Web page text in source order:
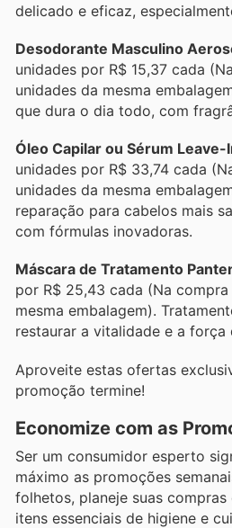
delicado e eficaz,
Desodorante Masculino
unidades por R$ 15,37 cada
unidades da mesma
que dura o dia todo, com
Óleo Capilar ou Sérum Leave-
unidades por R$ 33,74 cada
unidades da mesma
reparação para cabelos mais
com fórmulas inovadoras.
Máscara de Tratamento
por R$ 25,43 cada (Na
mesma embalagem).
restaurar a vitalidade e a força
Aproveite estas ofertas
promoção termine!
Economize com as
Ser um consumidor esperto
máximo as promoções
folhetos, planeje suas compras
itens essenciais de higiene e